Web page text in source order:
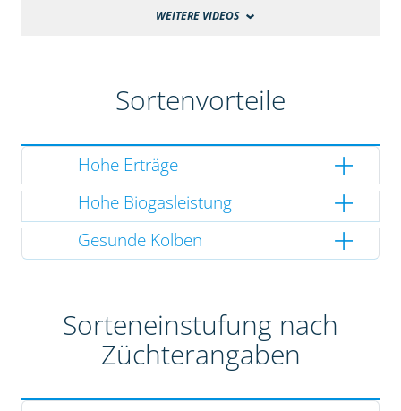
WEITERE VIDEOS
Sortenvorteile
Hohe Erträge
Hohe Biogasleistung
Gesunde Kolben
Sorteneinstufung nach
Züchterangaben